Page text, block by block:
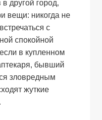
другой город,
вещи: никогда не
с
спокойной
в купленном
бывший
зловредным
жуткие